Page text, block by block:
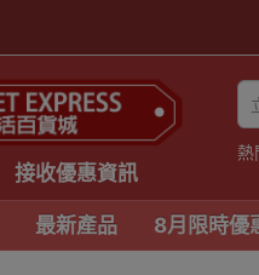
接收優惠資訊
熱
最新產品 8月限時優